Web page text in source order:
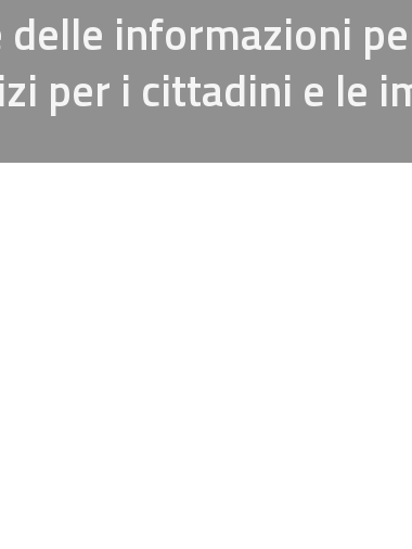
delle informazioni
per i cittadini e le